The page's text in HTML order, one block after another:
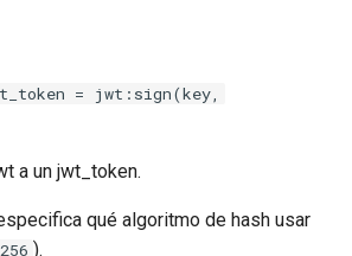
= jwt:sign(key,
a un jwt_token.
qué algoritmo de hash usar
).